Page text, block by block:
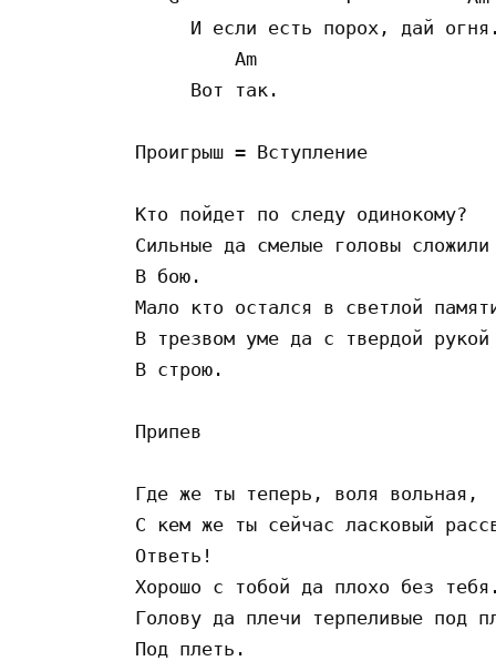
     И если есть порох, дай огня.
         Am
     Вот так.
Проигрыш = Вступление
Кто пойдет по следу одинокому?
Сильные да смелые головы
В бою.
Мало кто остался в светлой
В трезвом уме да с твердой
В строю.
Припев
Где же ты теперь, воля вольная,
С кем же ты сейчас ласковый
Ответь!
Хорошо с тобой да плохо без тебя.
Голову да плечи терпеливые под
Под плеть.